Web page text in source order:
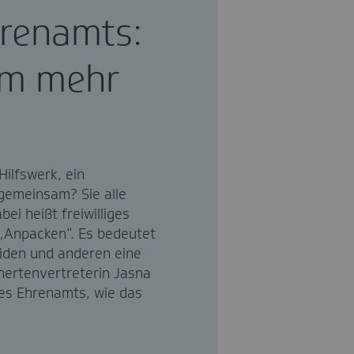
mehr
ein
Sie alle
heißt freiwilliges
Es bedeutet
und anderen eine
Jasna
Ehrenamts, wie das